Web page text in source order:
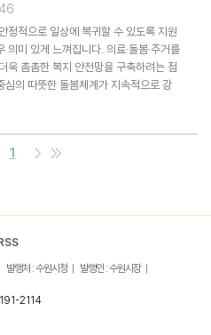
정적으로 일상에 복귀할 수 있도록 지원
의미 있게 느껴집니다. 의료·돌봄·주거를
욱 촘촘한 복지 안전망을 구축하려는 점
의 따뜻한 돌봄체계가 지속적으로 강
1
RSS
발행처 : 수원시청
발행인 : 수원시장
2114